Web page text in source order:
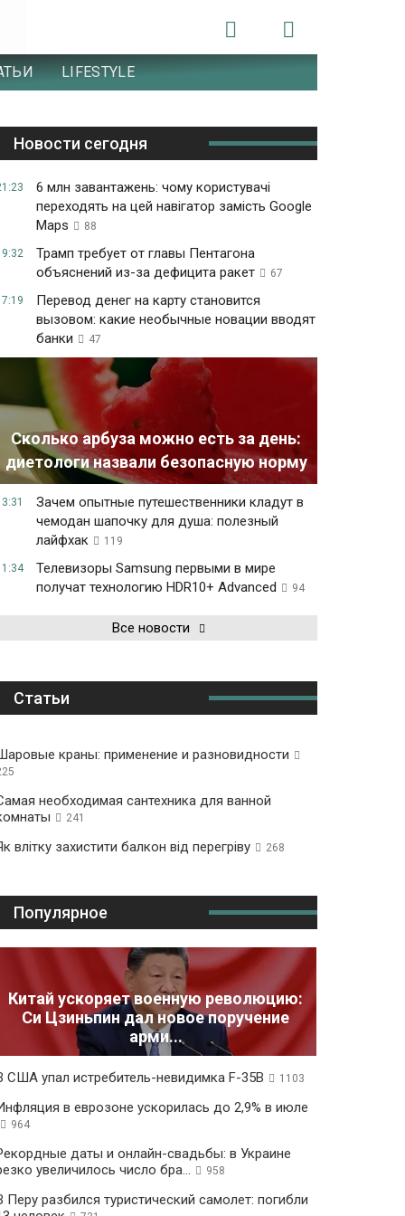
LIFESTYLE
Новости сегодня
6 млн завантажень: чому користувачі
переходять на цей навігатор замість Google
Maps
88
Трамп требует от главы Пентагона
объяснений из-за дефицита ракет
67
Перевод денег на карту становится
вызовом: какие необычные новации вводят
банки
47
Сколько арбуза можно есть за день:
диетологи назвали безопасную норму
Зачем опытные путешественники кладут в
чемодан шапочку для душа: полезный
лайфхак
119
Телевизоры Samsung первыми в мире
получат технологию HDR10+ Advanced
94
Все новости
Статьи
краны: применение и разновидности
необходимая сантехника для ванной
241
влітку захистити балкон від перегріву 268
Популярное
Китай ускоряет военную революцию:
Си Цзиньпин дал новое поручение
арми...
США упал истребитель-невидимка F-35B 1103
в еврозоне ускорилась до 2,9% в июле
964
даты и онлайн-свадьбы: в Украине
увеличилось число бра...
958
Перу разбился туристический самолет: погибли